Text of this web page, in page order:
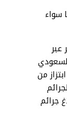
سواء
عبر
من
جرائم